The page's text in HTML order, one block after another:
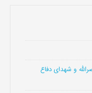
و شهدای دفاع